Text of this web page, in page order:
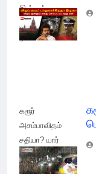
இன்னும் கைது
செய்யப் படாதது
ஏன்?
கரூர்
அசம்பாவிதம்
சதியா? யார்
பொறுப்பு? - Fact
Check Report